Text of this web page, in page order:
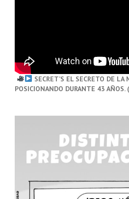
SECRET’S EL SECRETO DE LA
POSICIONANDO DURANTE 43